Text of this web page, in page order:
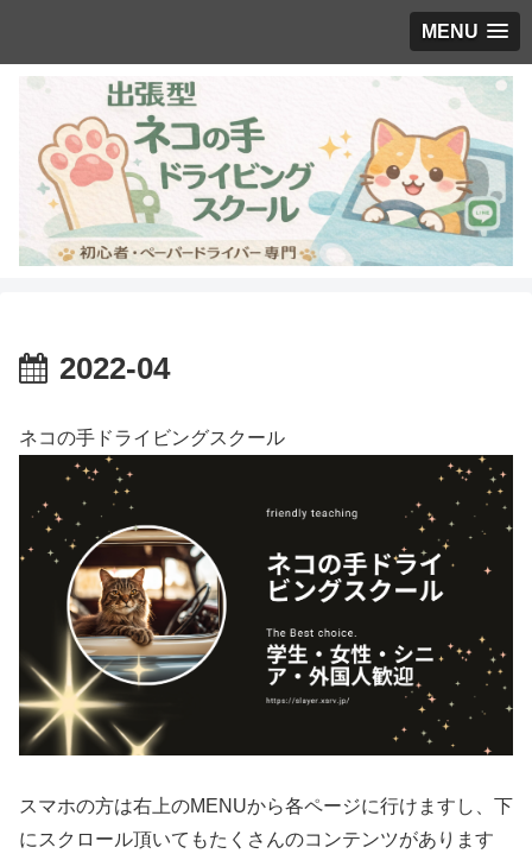
MENU
2022-04
ネコの手ドライビングスクール
スマホの方は右上のMENUから各ページに行けますし、下
にスクロール頂いてもたくさんのコンテンツがあります